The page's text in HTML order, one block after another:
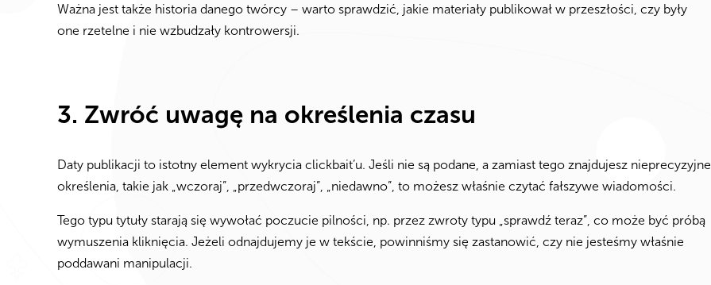
Ważna jest także historia danego twórcy – warto sprawdzić, jakie materiały publikował w przeszłości, czy były
one rzetelne i nie wzbudzały kontrowersji.
3. Zwróć uwagę na określenia czasu
Daty publikacji to istotny element wykrycia clickbait’u. Jeśli nie są podane, a zamiast tego znajdujesz nieprecyzyjne
określenia, takie jak „wczoraj”, „przedwczoraj”, „niedawno”, to możesz właśnie czytać fałszywe wiadomości.
Tego typu tytuły starają się wywołać poczucie pilności, np. przez zwroty typu „sprawdź teraz”, co może być próbą
wymuszenia kliknięcia. Jeżeli odnajdujemy je w tekście, powinniśmy się zastanowić, czy nie jesteśmy właśnie
poddawani manipulacji.